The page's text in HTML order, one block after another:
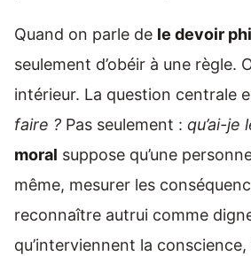
Quand on parle de le devoir
seulement d’obéir à une règle.
intérieur. La question centrale
faire ? Pas seulement : qu’ai-je
moral suppose qu’une
même, mesurer les
reconnaître autrui comme
qu’interviennent la conscience,